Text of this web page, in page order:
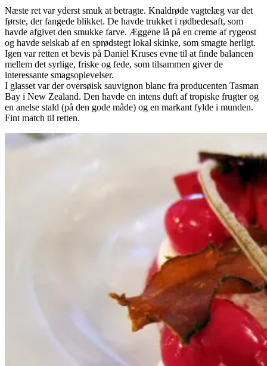
Næste ret var yderst smuk at betragte. Knaldrøde vagtelæg var det
første, der fangede blikket. De havde trukket i rødbedesaft, som
havde afgivet den smukke farve. Æggene lå på en creme af rygeost
og havde selskab af en sprødstegt lokal skinke, som smagte herligt.
Igen var retten et bevis på Daniel Kruses evne til at finde balancen
mellem det syrlige, friske og fede, som tilsammen giver de
interessante smagsoplevelser.
I glasset var der oversøisk sauvignon blanc fra producenten Tasman
Bay i New Zealand. Den havde en intens duft af tropiske frugter og
en anelse stald (på den gode måde) og en markant fylde i munden.
Fint match til retten.